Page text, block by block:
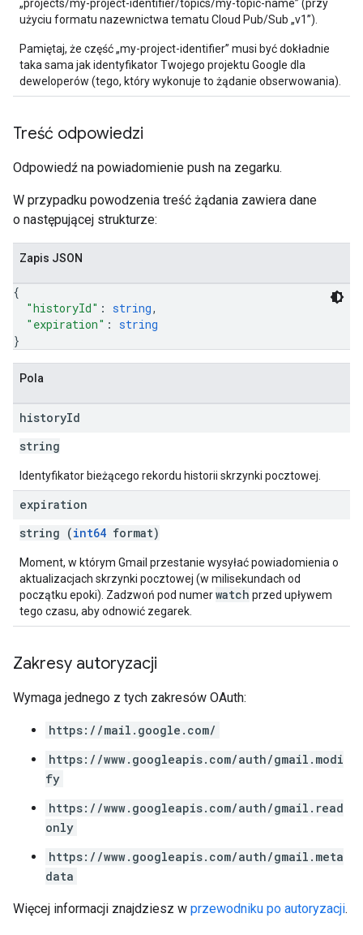
„projects/my-project-identifier/topics/my-topic-name” (przy
użyciu formatu nazewnictwa tematu Cloud Pub/Sub „v1”).
Pamiętaj, że część „my-project-identifier” musi być dokładnie
taka sama jak identyfikator Twojego projektu Google dla
deweloperów (tego, który wykonuje to żądanie obserwowania).
Treść odpowiedzi
Odpowiedź na powiadomienie push na zegarku.
W przypadku powodzenia treść żądania zawiera dane
o następującej strukturze:
Zapis JSON
{
"historyId" : string,
"expiration" : string
}
Pola
historyId
string
Identyfikator bieżącego rekordu historii skrzynki pocztowej.
expiration
string (int64 format)
Moment, w którym Gmail przestanie wysyłać powiadomienia o
aktualizacjach skrzynki pocztowej (w milisekundach od
początku epoki). Zadzwoń pod numerwatch przed upływem
tego czasu, aby odnowić zegarek.
Zakresy autoryzacji
Wymaga jednego z tych zakresów OAuth:
https://mail.google.com/
https://www.googleapis.com/auth/gmail.modi
fy
https://www.googleapis.com/auth/gmail.read
only
https://www.googleapis.com/auth/gmail.meta
data
Więcej informacji znajdziesz w przewodniku po autoryzacji.